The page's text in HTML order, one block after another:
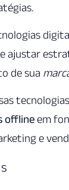
ajustar
de sua
offline em
e